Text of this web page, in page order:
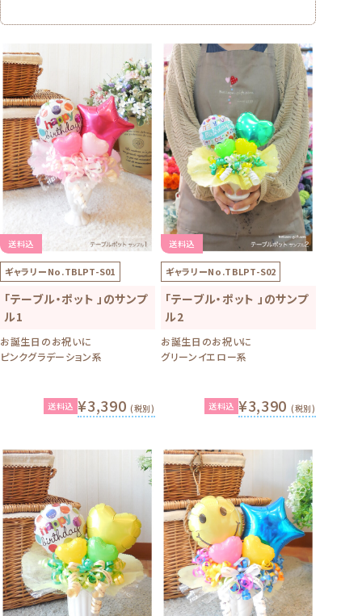
送料込
ギャラリーNo.TBLPT-S01
「テーブル・ポット 」のサンプ
ル1
お誕生日のお祝いに
ピンクグラデーション系
送料込 ¥3,390(税別)
送料込
ギャラリーNo.TBLPT-S02
「テーブル・ポット 」のサンプ
ル2
お誕生日のお祝いに
グリーンイエロー系
送料込 ¥3,390 (税別)